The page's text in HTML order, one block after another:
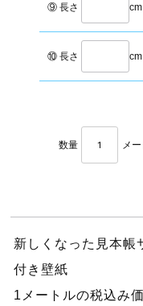
⑨ 長さ cm
⑩ 長さ cm
数量 メ
新しくなった見本帳
付き壁紙
1メートルの税込み